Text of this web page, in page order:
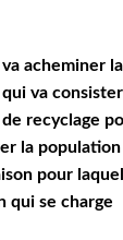
acheminer la
va
recyclage
la population
pour
qui se charge